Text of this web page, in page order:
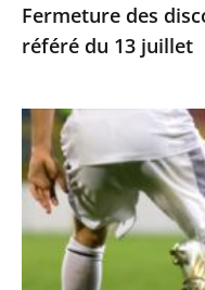
Fermeture des
référé du 13 juillet
Relégation
d’Orléans
et
du
Mans